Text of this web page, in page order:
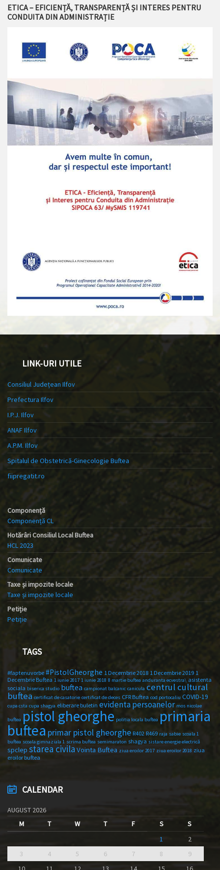
ETICA – EFICIENȚĂ, TRANSPARENȚĂ ȘI INTERES PENTRU
CONDUITA DIN ADMINISTRAȚIE
LINK-URI UTILE
Consiliul Județean Ilfov
Prefectura Ilfov
I.P.J. Ilfov
ANAF Ilfov
A.P.M. Ilfov
Spitalul de Obstetrică-Ginecologie Buftea
fiipregatit.ro
Componență
Componență CL
Hotărâri Consiliul Local Buftea
HCL 2023
Comunicate
Comunicate
Taxe și impozite locale
Taxe și impozite locale
Petiție
Petiție
TAGS
#faptenuvorbe #PistolGheorghe 1 Decembrie 2018 1 Decembrie 2019 1
Decembrie Buftea 1 iunie 2017 1 iunie 2018 8 martie buftea anduranta ecvestra\ asistenta
sociala biserica studio buftea campionat balcanic canicula centrul cultural
buftea certificat de casatorie certificat de deces CFR Buftea cod portocaliu COVID-19
cupa csta cupa shagya eliberare buletin evidenta persoanelor mos nicolae
buftea pistol gheorghe politia locala buftea primaria
buftea primar pistol gheorghe R402 R469 raja sabie scoala 1
buftea scoala gimnaziala 1 scrima buftea semimaraton shagya sistare energie electrică
spclep starea civila Vointa Buftea ziua eroilor 2017 ziua eroilor 2018 ziua
eroilor buftea
CALENDAR
AUGUST 2026
M
T W T F S
S
1
2
3
4 5 6 7 8
9